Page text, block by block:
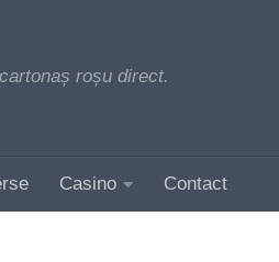
roșu direct.
Casino Contact